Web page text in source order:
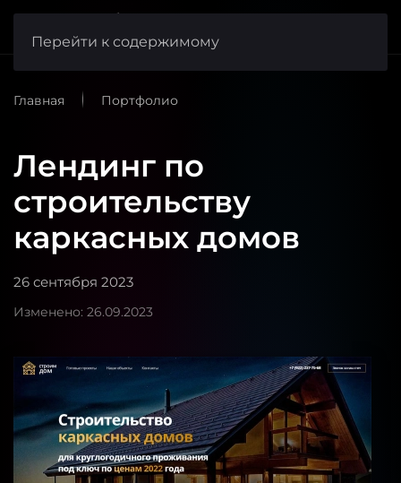
Перейти к содержимому
веб-студия
FishCode
Главная Портфолио
Лендинг по
строительству
каркасных домов
26 сентября 2023
Изменено: 26.09.2023